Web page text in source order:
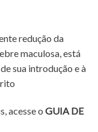
redução da
maculosa, está
sua introdução e à
acesse o GUIA DE